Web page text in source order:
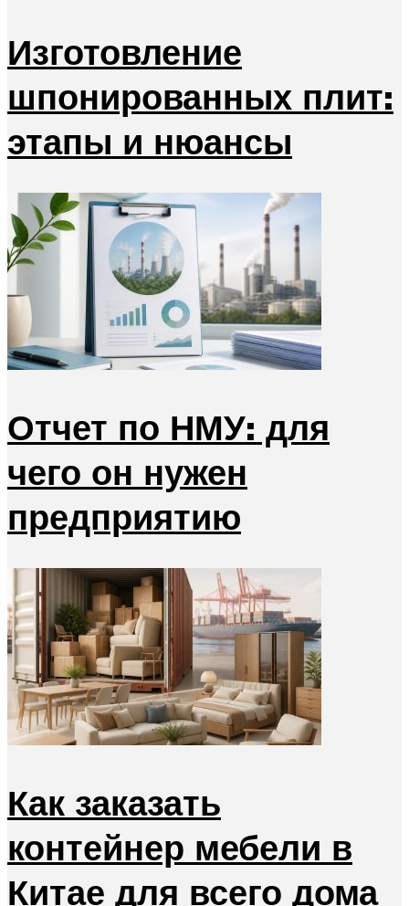
Изготовление
шпонированных плит:
этапы и нюансы
Отчет по НМУ: для
чего он нужен
предприятию
Как заказать
контейнер мебели в
Китае для всего дома